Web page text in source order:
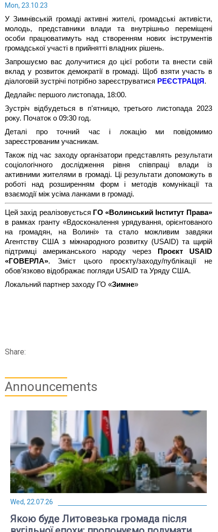
Mon, 23.10.23
У Зимнівській громаді активні жителі, громадські активісти,
молодь, представники влади та внутрішньо переміщені
особи працюватимуть над створенням нових інструментів
громадської участі в прийнятті владних рішень.
Запрошуємо вас долучитися до цієї роботи та внести свій
вклад у розвиток демократії в громаді. Щоб взяти участь в
діалоговій зустрічі потрібно зареєструватися РЕЄСТРАЦІЯ .
Дедлайн: першого листопада, 18:00.
Зустріч відбудеться в п'ятницю, третього листопада 2023
року. Початок о 09:30 год.
Деталі про точний час і локацію ми повідомимо
зареєстрованим учасникам.
Також під час заходу організатори представлять результати
соціологічного дослідження рівня співпраці влади із
активними жителями в громаді. Ці результати допоможуть в
роботі над розширенням форм і методів комунікації та
взаємодії між усіма ланками в громаді.
Цей захід реалізовується ГО «Волинський Інститут Права»
в рамках гранту «Вдосконалення урядування, орієнтованого
на громадян, на Волині» та стало можливим завдяки
Агентству США з міжнародного розвитку (USAID) та щирій
підтримці американського народу через
Проєкт USAID
«ГОВЕРЛА». Зміст цього проєкту/заходу/публікації не
обов’язково відображає погляди USAID та Уряду США.
Локальний партнер заходу ГО «Зимне»
Share:
Announcements
Wed, 22.07.26
Якою буде Литовезька громада після